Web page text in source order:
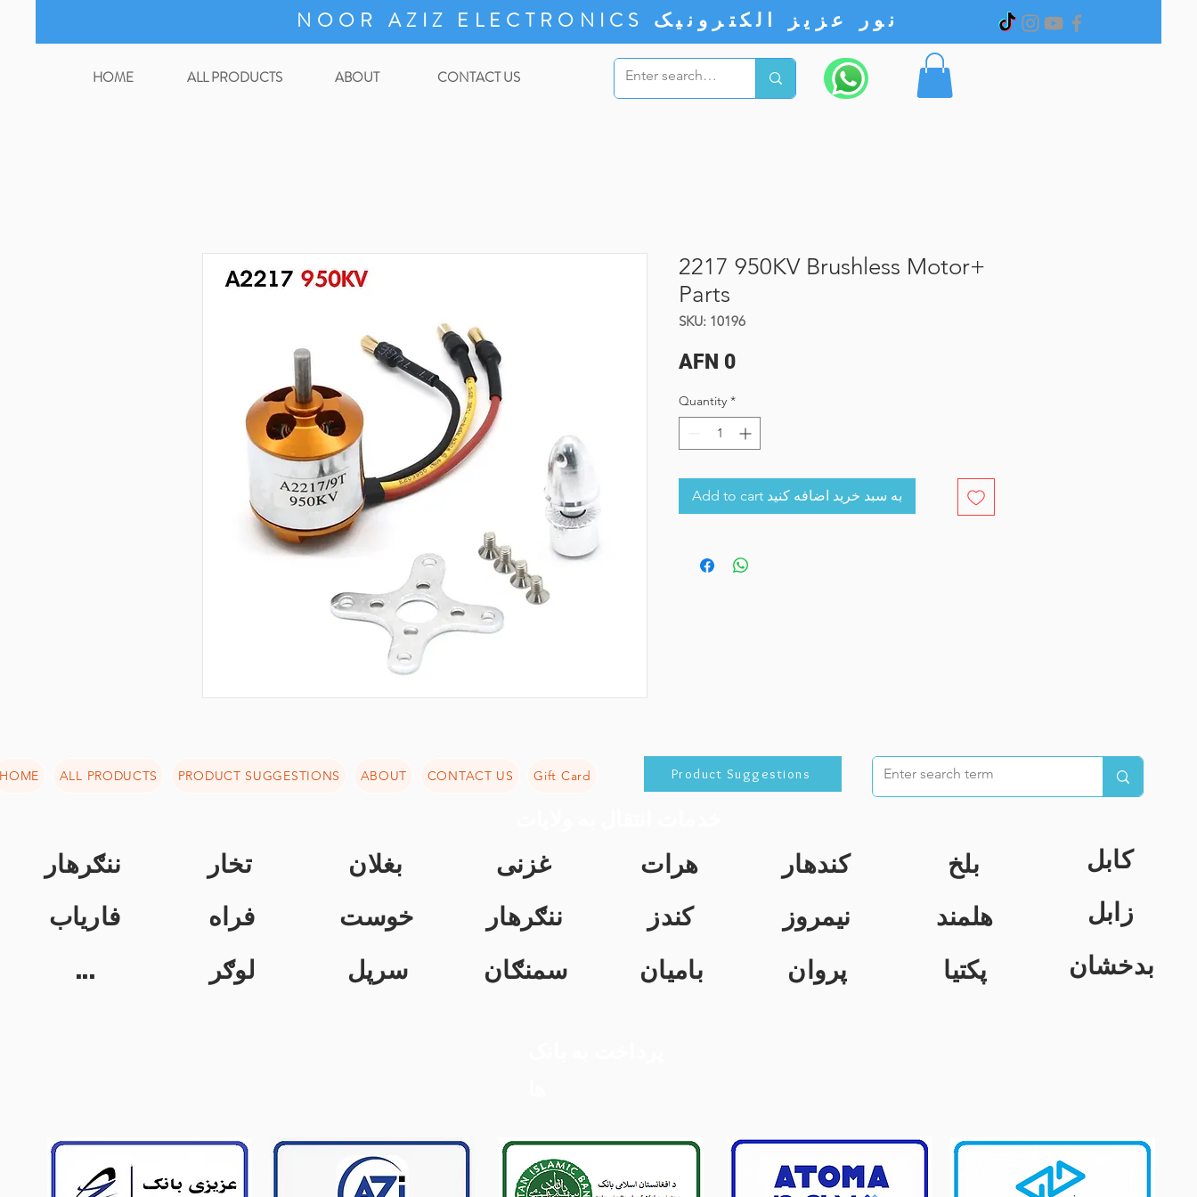
HOME ALL PRODUCTS ABOUT CONTACT US
NOOR AZIZ ELECTRONICS
2217 950KV Brushless Motor+
Parts
SKU: 10196
AFN 0Price
Quantity *
Add to cart به سبد خرید اضافه کنید
HOME ALL PRODUCTS PRODUCT SUGGESTIONS ABOUT CONTACT US Gift Card Product Suggestions
ننګرهار تخار بغلان غزنی هرات کندهار بلخ
کابل
فاریاب
فراه خوست ننګرهار کندز نیمروز هلمند
زابل
...
لوګر سرپل سمنګان بامیان پروان پکتیا بدخشان